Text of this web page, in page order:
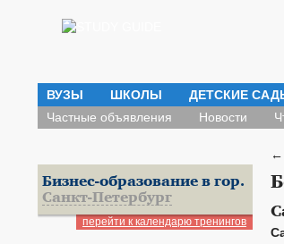
ВУЗЫ ШКОЛЫ ДЕТСКИЕ
Частные объявления Новости
←
Бизнес-образование в гор.
Санкт-Петербург
перейти к календарю тренингов